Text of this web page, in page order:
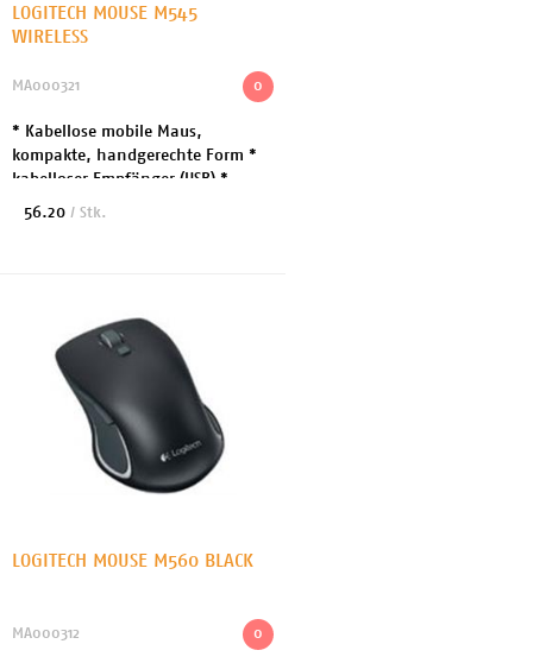
LOGITECH MOUSE M545
WIRELESS
0
MA000321
* Kabellose mobile Maus,
kompakte, handgerechte Form *
kabelloser Empfänger (USB) *
Anzahl Tasten: 5 *
56.20 / Stk.
LOGITECH MOUSE M560 BLACK
0
MA000312